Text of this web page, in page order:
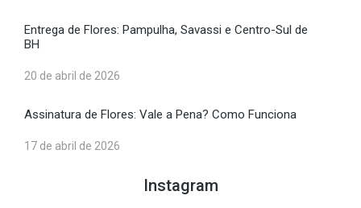
Entrega de Flores: Pampulha, Savassi e Centro-Sul de
BH
20 de abril de 2026
Assinatura de Flores: Vale a Pena? Como Funciona
17 de abril de 2026
Instagram